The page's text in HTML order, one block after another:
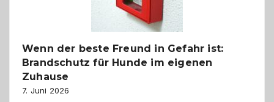
Wenn der beste Freund in Gefahr ist:
Brandschutz für Hunde im eigenen
Zuhause
7. Juni 2026